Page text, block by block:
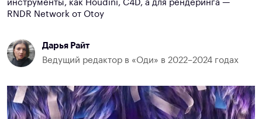
инструменты, как Houdini, C4D, а для рендеринга —
RNDR Network от Otoy
Дарья Райт
Ведущий редактор в «Оди» в 2022–2024 годах